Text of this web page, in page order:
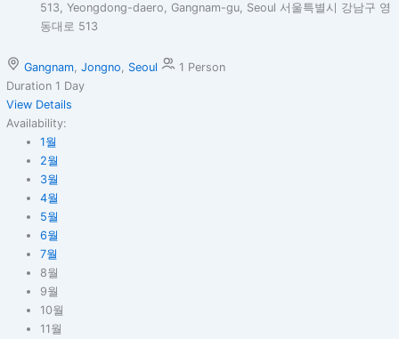
513, Yeongdong-daero, Gangnam-gu, Seoul 서울특별시 강남구 영
동대로 513
Gangnam, Jongno Seoul
1 Person
Duration 1 Day
View Details
Availability:
1월
2월
3월
4월
5월
6월
7월
8월
9월
10월
11월